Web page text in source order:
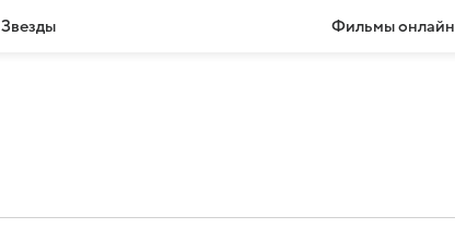
Звезды Фильмы онлайн